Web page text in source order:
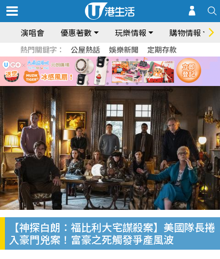
演唱會 優惠著數 玩樂情報 購物情報
熱門關鍵字： 公屋熱話 娛樂新聞 定期存款
【神探白朗：福比利大宅謀殺案】美國隊長捲
入豪門兇案！富豪之死觸發爭產風波